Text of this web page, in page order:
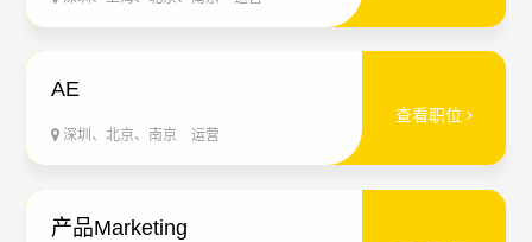
AE
深圳、北京、南京 运营
查看职位
产品Marketing